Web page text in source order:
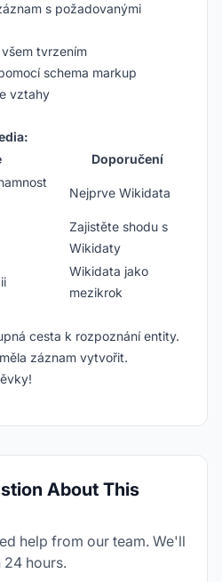
s požadovanými
tvrzením
schema markup
vztahy
Doporučení
Nejprve Wikidata
Zajistěte shodu s
Wikidaty
Wikidata jako
mezikrok
cesta k rozpoznání entity.
záznam vytvořit.
About This
help from our team. We'll
24 hours.